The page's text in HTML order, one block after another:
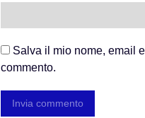
Salva il mio nome, email
commento.